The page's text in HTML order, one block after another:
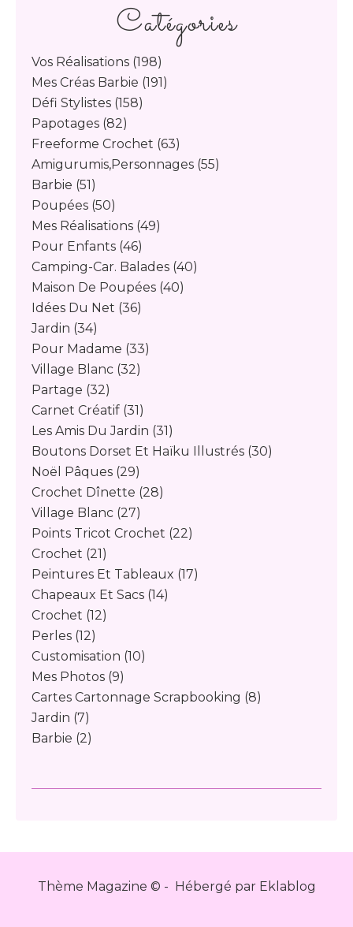
Catégories
Vos Réalisations (198)
Mes Créas Barbie (191)
Défi Stylistes (158)
Papotages (82)
Freeforme Crochet (63)
Amigurumis,personnages (55)
Barbie (51)
Poupées (50)
Mes Réalisations (49)
Pour Enfants (46)
Camping-Car. Balades (40)
Maison De Poupées (40)
Idées Du Net (36)
Jardin (34)
Pour Madame (33)
Village Blanc (32)
Partage (32)
Carnet Créatif (31)
Les Amis Du Jardin (31)
Boutons Dorset Et Haïku Illustrés (30)
Noël Pâques (29)
Crochet Dînette (28)
Village Blanc (27)
Points Tricot Crochet (22)
Crochet (21)
Peintures Et Tableaux (17)
Chapeaux Et Sacs (14)
Crochet (12)
Perles (12)
Customisation (10)
Mes Photos (9)
Cartes Cartonnage Scrapbooking (8)
Jardin (7)
Barbie (2)
Thème Magazine © - Hébergé par Eklablog